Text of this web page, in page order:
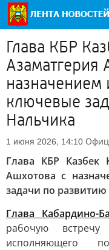
Глава КБР
Азаматгерия
назначением
ключевые
Нальчика
1 июня 2026, 14:10
Глава КБР Казбек
Ашхотова с
задачи по
Глава Кабардино-
рабочую
исполняющего